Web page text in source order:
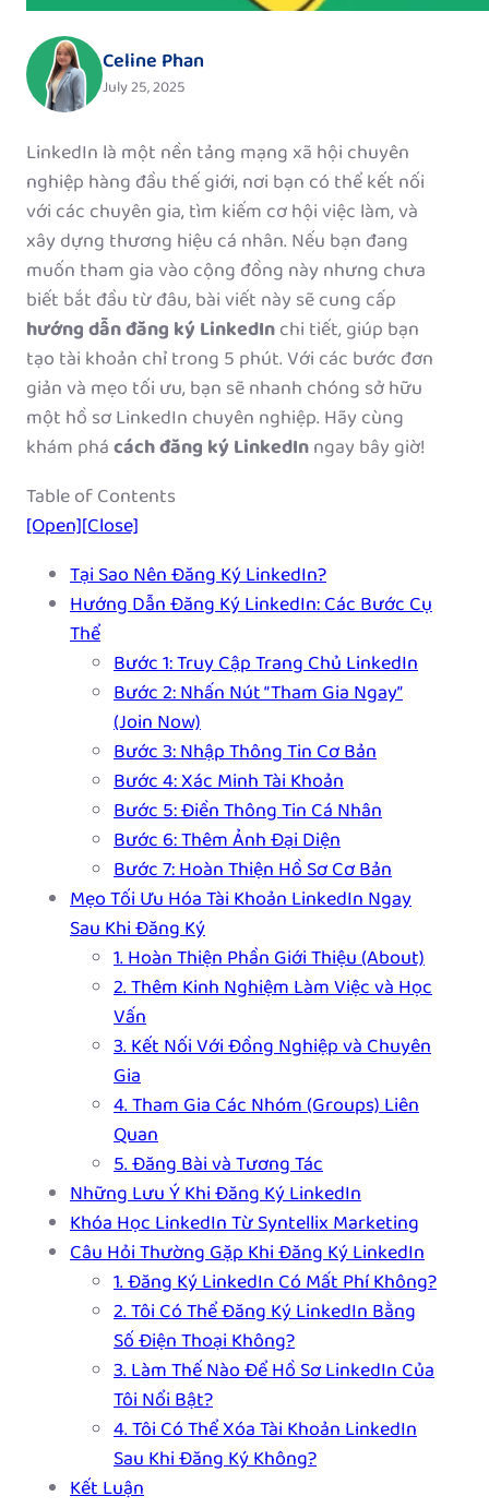
Celine Phan
July 25, 2025
LinkedIn là một nền tảng mạng xã hội chuyên
nghiệp hàng đầu thế giới, nơi bạn có thể kết nối
với các chuyên gia, tìm kiếm cơ hội việc làm, và
xây dựng thương hiệu cá nhân. Nếu bạn đang
muốn tham gia vào cộng đồng này nhưng chưa
biết bắt đầu từ đâu, bài viết này sẽ cung cấp
hướng dẫn đăng ký LinkedInchi tiết, giúp bạn
tạo tài khoản chỉ trong 5 phút. Với các bước đơn
giản và mẹo tối ưu, bạn sẽ nhanh chóng sở hữu
một hồ sơ LinkedIn chuyên nghiệp. Hãy cùng
khám phácách đăng ký LinkedInngay bây giờ!
Table of Contents
[Open][Close]
Tại Sao Nên Đăng Ký LinkedIn?
Hướng Dẫn Đăng Ký LinkedIn: Các Bước Cụ
Thể
Bước 1: Truy Cập Trang Chủ LinkedIn
Bước 2: Nhấn Nút “Tham Gia Ngay”
(Join Now)
Bước 3: Nhập Thông Tin Cơ Bản
Bước 4: Xác Minh Tài Khoản
Bước 5: Điền Thông Tin Cá Nhân
Bước 6: Thêm Ảnh Đại Diện
Bước 7: Hoàn Thiện Hồ Sơ Cơ Bản
Mẹo Tối Ưu Hóa Tài Khoản LinkedIn Ngay
Sau Khi Đăng Ký
1. Hoàn Thiện Phần Giới Thiệu (About)
2. Thêm Kinh Nghiệm Làm Việc và Học
Vấn
3. Kết Nối Với Đồng Nghiệp và Chuyên
Gia
4. Tham Gia Các Nhóm (Groups) Liên
Quan
5. Đăng Bài và Tương Tác
Những Lưu Ý Khi Đăng Ký LinkedIn
Khóa Học LinkedIn Từ Syntellix Marketing
Câu Hỏi Thường Gặp Khi Đăng Ký LinkedIn
1. Đăng Ký LinkedIn Có Mất Phí Không?
2. Tôi Có Thể Đăng Ký LinkedIn Bằng
Số Điện Thoại Không?
3. Làm Thế Nào Để Hồ Sơ LinkedIn Của
Tôi Nổi Bật?
4. Tôi Có Thể Xóa Tài Khoản LinkedIn
Sau Khi Đăng Ký Không?
Kết Luận